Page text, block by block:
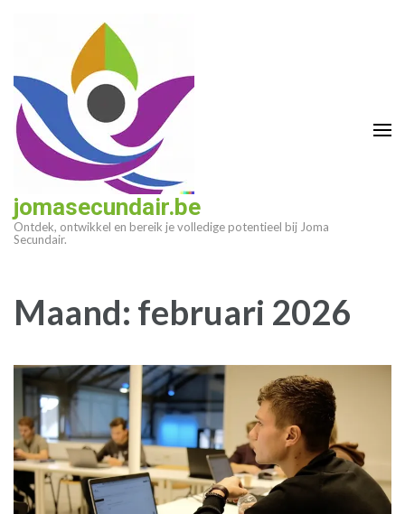
(druk
enter)
jomasecundair.be
Ontdek, ontwikkel en bereik je volledige potentieel bij Joma
Secundair.
Maand: februari 2026